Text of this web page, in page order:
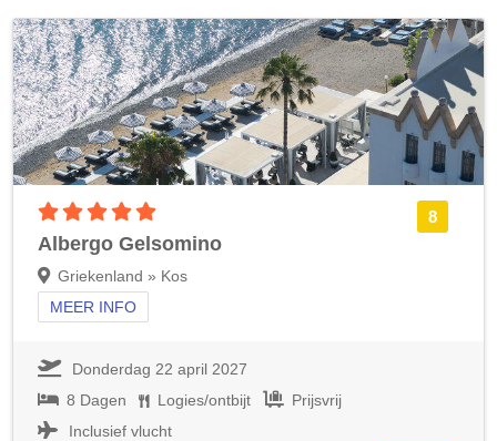
8
Albergo Gelsomino
Griekenland » Kos
MEER INFO
Donderdag 22 april 2027
8 Dagen
Logies/ontbijt
Prijsvrij
Inclusief vlucht